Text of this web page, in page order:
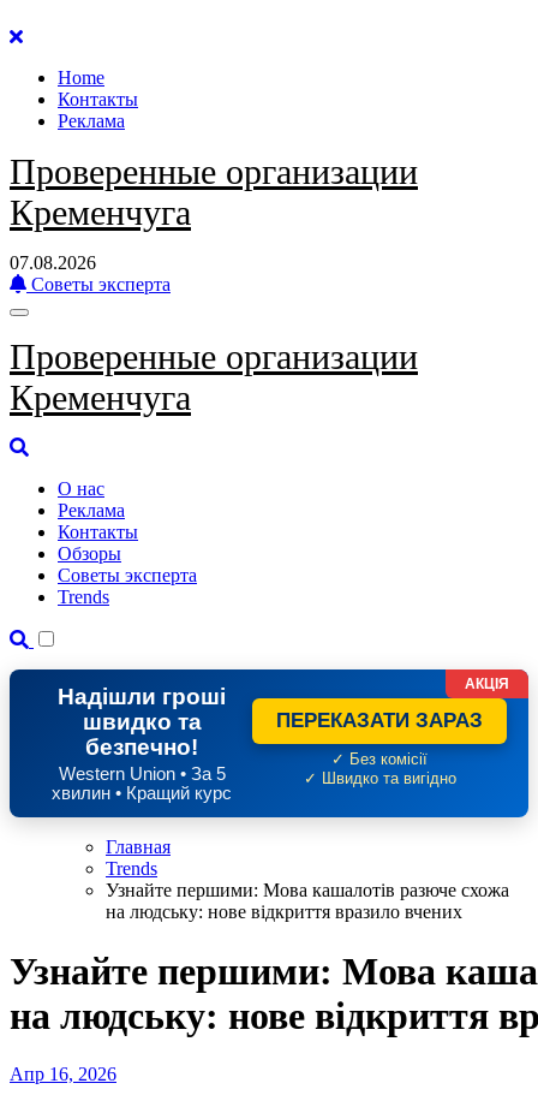
Перейти
содержанию
Home
Контакты
Реклама
Проверенные организации
Кременчуга
07.08.2026
Советы эксперта
Проверенные организации
Кременчуга
О нас
Реклама
Контакты
Обзоры
Советы эксперта
Trends
Надішли гроші
швидко та
безпечно!
Western Union • За 5
хвилин • Кращий курс
ПЕРЕКАЗАТИ ЗАРАЗ
✓ Без комісії
✓ Швидко та вигідно
АКЦІЯ
Главная
Trends
Узнайте першими: Мова кашалотів разюче схожа
на людську: нове відкриття вразило вчених
Узнайте першими: Мова
на людську: нове відкриття
Апр 16, 2026